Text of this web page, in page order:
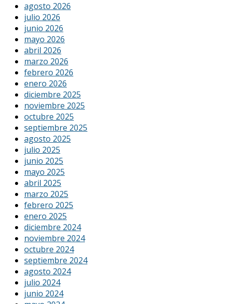
agosto 2026
julio 2026
junio 2026
mayo 2026
abril 2026
marzo 2026
febrero 2026
enero 2026
diciembre 2025
noviembre 2025
octubre 2025
septiembre 2025
agosto 2025
julio 2025
junio 2025
mayo 2025
abril 2025
marzo 2025
febrero 2025
enero 2025
diciembre 2024
noviembre 2024
octubre 2024
septiembre 2024
agosto 2024
julio 2024
junio 2024